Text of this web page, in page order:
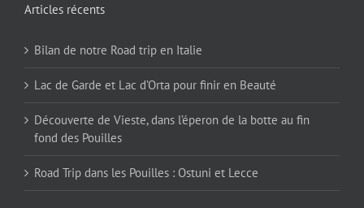
Articles récents
Bilan de notre Road trip en Italie
Lac de Garde et Lac d’Orta pour finir en Beauté
Découverte de Vieste, dans l’éperon de la botte au fin
fond des Pouilles
Road Trip dans les Pouilles : Ostuni et Lecce